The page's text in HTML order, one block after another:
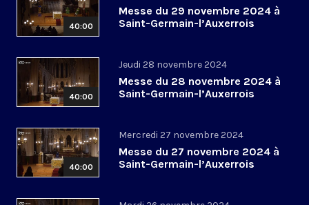
40:00
Messe du 29 novembre 2024 à
Saint-Germain-l’Auxerrois
40:00
Jeudi 28 novembre 2024
Messe du 28 novembre 2024 à
Saint-Germain-l’Auxerrois
40:00
Mercredi 27 novembre 2024
Messe du 27 novembre 2024 à
Saint-Germain-l’Auxerrois